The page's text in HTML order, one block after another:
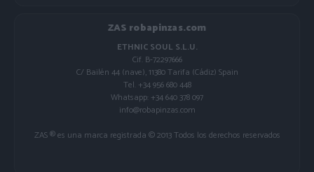
ZAS robapinzas.com
ETHNIC SOUL S.L.U.
Cif. B-72297666
C/ Bailén 44 (nave), 11380 Tarifa (Cádiz) Spain
Tel. +34 956 680 448
Whatsapp: +34 640 378 097
info@robapinzas.com
ZAS ® es una marca registrada © 2013 Todos los derechos reservados